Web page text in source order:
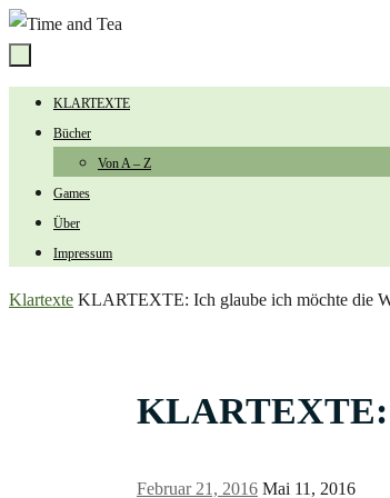
Zum
springen
Zum
Inhalt
KLARTEXTE
Bücher
Von A – Z
Games
Über
Impressum
Start
Klartexte KLARTEXTE: Ich glaube ich möchte die
KLARTEXTE:
Februar 21, 2016 Mai 11, 2016